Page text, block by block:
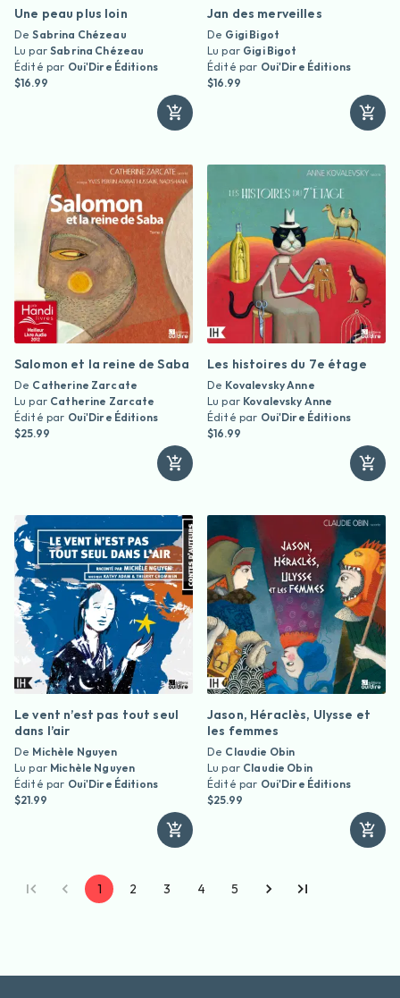
Une peau plus loin
DeSabrina Chézeau
Lu parSabrina Chézeau
Édité par Oui'Dire Éditions
$16.99
Jan des merveilles
De Gigi Bigot
Lu par Gigi Bigot
Édité par Oui'Dire Éditions
$16.99
Salomon et la reine de Saba
De Catherine Zarcate
Lu par Catherine Zarcate
Édité par Oui'Dire Éditions
$25.99
Les histoires du 7e étage
De Kovalevsky Anne
Lu par Kovalevsky Anne
Édité par Oui'Dire Éditions
$16.99
Le vent n’est pas tout seul
dans l’air
De Michèle Nguyen
Lu par Michèle Nguyen
Édité par Oui'Dire Éditions
$21.99
Jason, Héraclès, Ulysse et
les femmes
De Claudie Obin
Lu par Claudie Obin
Édité par Oui'Dire Éditions
$25.99
1 2 3 4 5